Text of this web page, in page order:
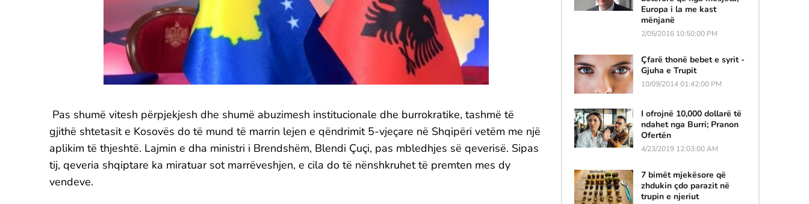
Pas shumë vitesh përpjekjesh dhe shumë abuzimesh institucionale dhe burrokratike, tashmë të
gjithë shtetasit e Kosovës do të mund të marrin lejen e qëndrimit 5-vjeçare në Shqipëri vetëm me një
aplikim të thjeshtë. Lajmin e dha ministri i Brendshëm, Blendi Çuçi, pas mbledhjes së qeverisë. Sipas
tij, qeveria shqiptare ka miratuar sot marrëveshjen, e cila do të nënshkruhet të premten mes dy
vendeve.
Europa i la me kast
mënjanë
2/05/2016 10:50:00 PM
Çfarë thonë bebet e syrit -
Gjuha e Trupit
10/09/2014 01:42:00 PM
I ofrojnë 10,000 dollarë të
ndahet nga Burri; Pranon
Ofertën
4/23/2019 12:03:00 AM
7 bimët mjekësore që
zhdukin çdo parazit në
trupin e njeriut